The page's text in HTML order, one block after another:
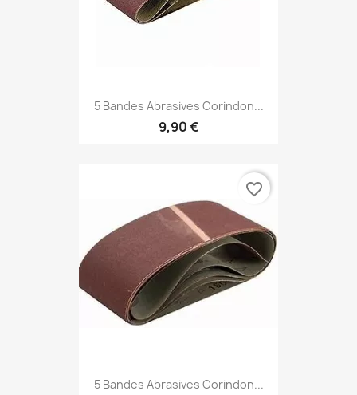
5 Bandes Abrasives Corindon...
9,90 €
5 Bandes Abrasives Corindon...
favorite_border